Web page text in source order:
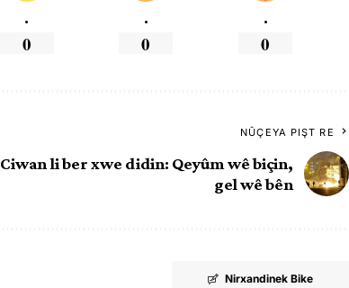
.
0
.
0
.
0
NÛÇEYA PIŞT RE
Ciwan li ber xwe didin: Qeyûm wê biçin,
gel wê bên
Nirxandinek Bike